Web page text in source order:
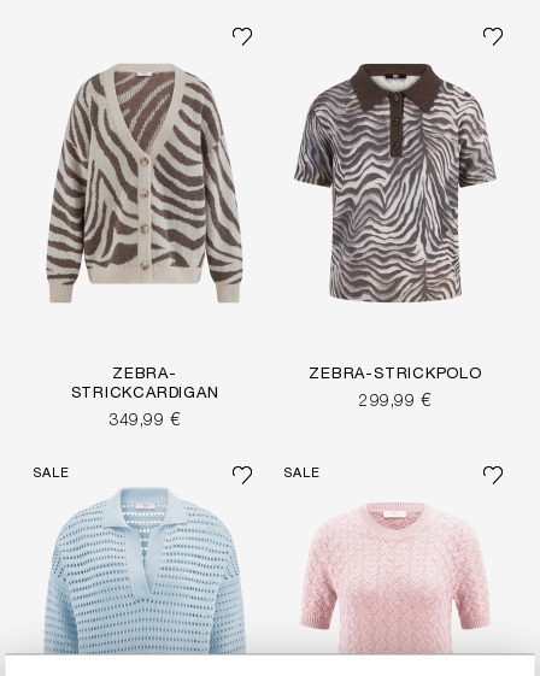
ZEBRA-
STRICKCARDIGAN
349,99 €
ZEBRA-STRICKPOLO
299,99 €
SALE SALE